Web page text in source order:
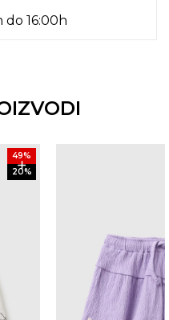
16:00h
49%
20%